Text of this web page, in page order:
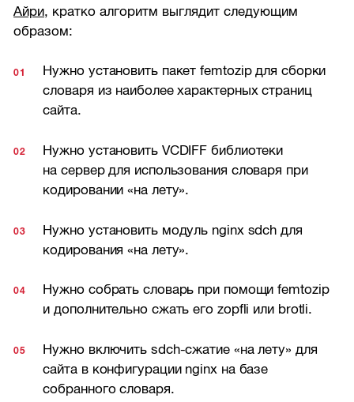
Айри, кратко алгоритм выглядит следующим
образом:
Нужно установить пакет femtozip для сборки
словаря из наиболее характерных страниц
сайта.
Нужно установить VCDIFF библиотеки
на сервер для использования словаря при
кодировании «на лету».
Нужно установить модуль nginx sdch для
кодирования «на лету».
Нужно собрать словарь при помощи femtozip
и дополнительно сжать его zopfli или brotli.
Нужно включить sdch-сжатие «на лету» для
сайта в конфигурации nginx на базе
собранного словаря.